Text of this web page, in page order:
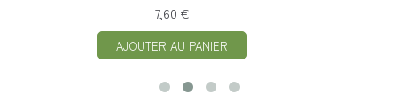
AJOUTER AU PANIER